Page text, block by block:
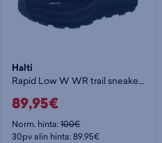
Halti
Rapid Low W WR trail sneaker - naisten kävelykengät
89,95€
Norm. hinta:100€
30pv alin hinta: 89,95€